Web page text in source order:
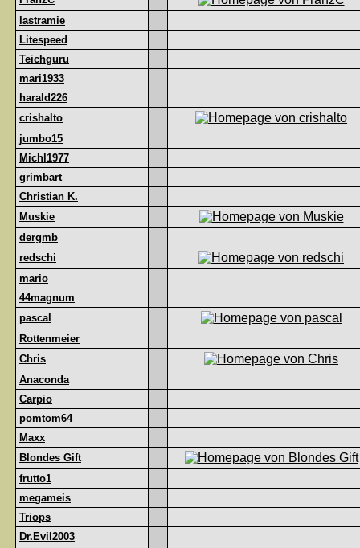
lastramie
Litespeed
Teichguru
mari1933
harald226
crishalto
jumbo15
Michl1977
grimbart
Christian K.
Muskie
dergmb
redschi
mario
44magnum
pascal
Rottenmeier
Chris
Anaconda
Carpio
pomtom64
Maxx
Blondes Gift
frutto1
megameis
Triops
Dr.Evil2003